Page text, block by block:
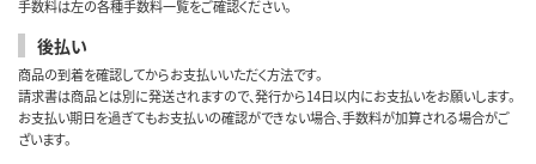
手数料は左の各種手数料一覧をご確認ください。
後払い
商品の到着を確認してからお支払いいただく方法です。
請求書は商品とは別に発送されますので、発行から14日以内にお支払いをお願いします。
お支払い期日を過ぎてもお支払いの確認ができない場合、手数料が加算される場合がご
ざいます。